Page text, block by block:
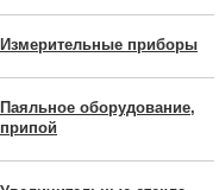
Измерительные приборы
Паяльное оборудование,
припой